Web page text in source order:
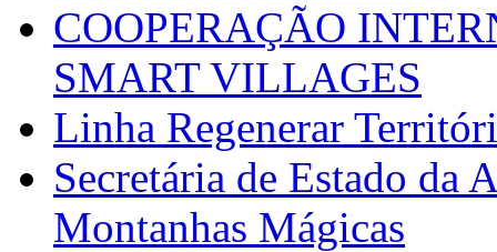
COOPERAÇÃO
SMART VILLAGES
Linha Regenerar
Secretária de Estado da
Montanhas Mágicas